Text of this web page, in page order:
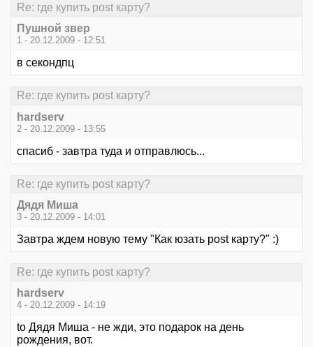
Re: где купить post карту?
Пушной звер
1 - 20.12.2009 - 12:51
в секондпц
Re: где купить post карту?
hardserv
2 - 20.12.2009 - 13:55
спасиб - завтра туда и отправлюсь...
Re: где купить post карту?
Дядя Миша
3 - 20.12.2009 - 14:01
Завтра ждем новую тему "Как юзать post карту?" :)
Re: где купить post карту?
hardserv
4 - 20.12.2009 - 14:19
to Дядя Миша - не жди, это подарок на день
рождения, вот.